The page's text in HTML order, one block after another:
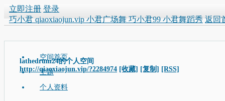
立即注册 登录
巧小君 qiaoxiaojun.vip 小君广场舞 巧小君99 小君舞蹈秀 返回
lathedrum24的个人空间
http://qiaoxiaojun.vip/?2284974 [收藏] [复制] [RSS]
空间首页
主题
个人资料